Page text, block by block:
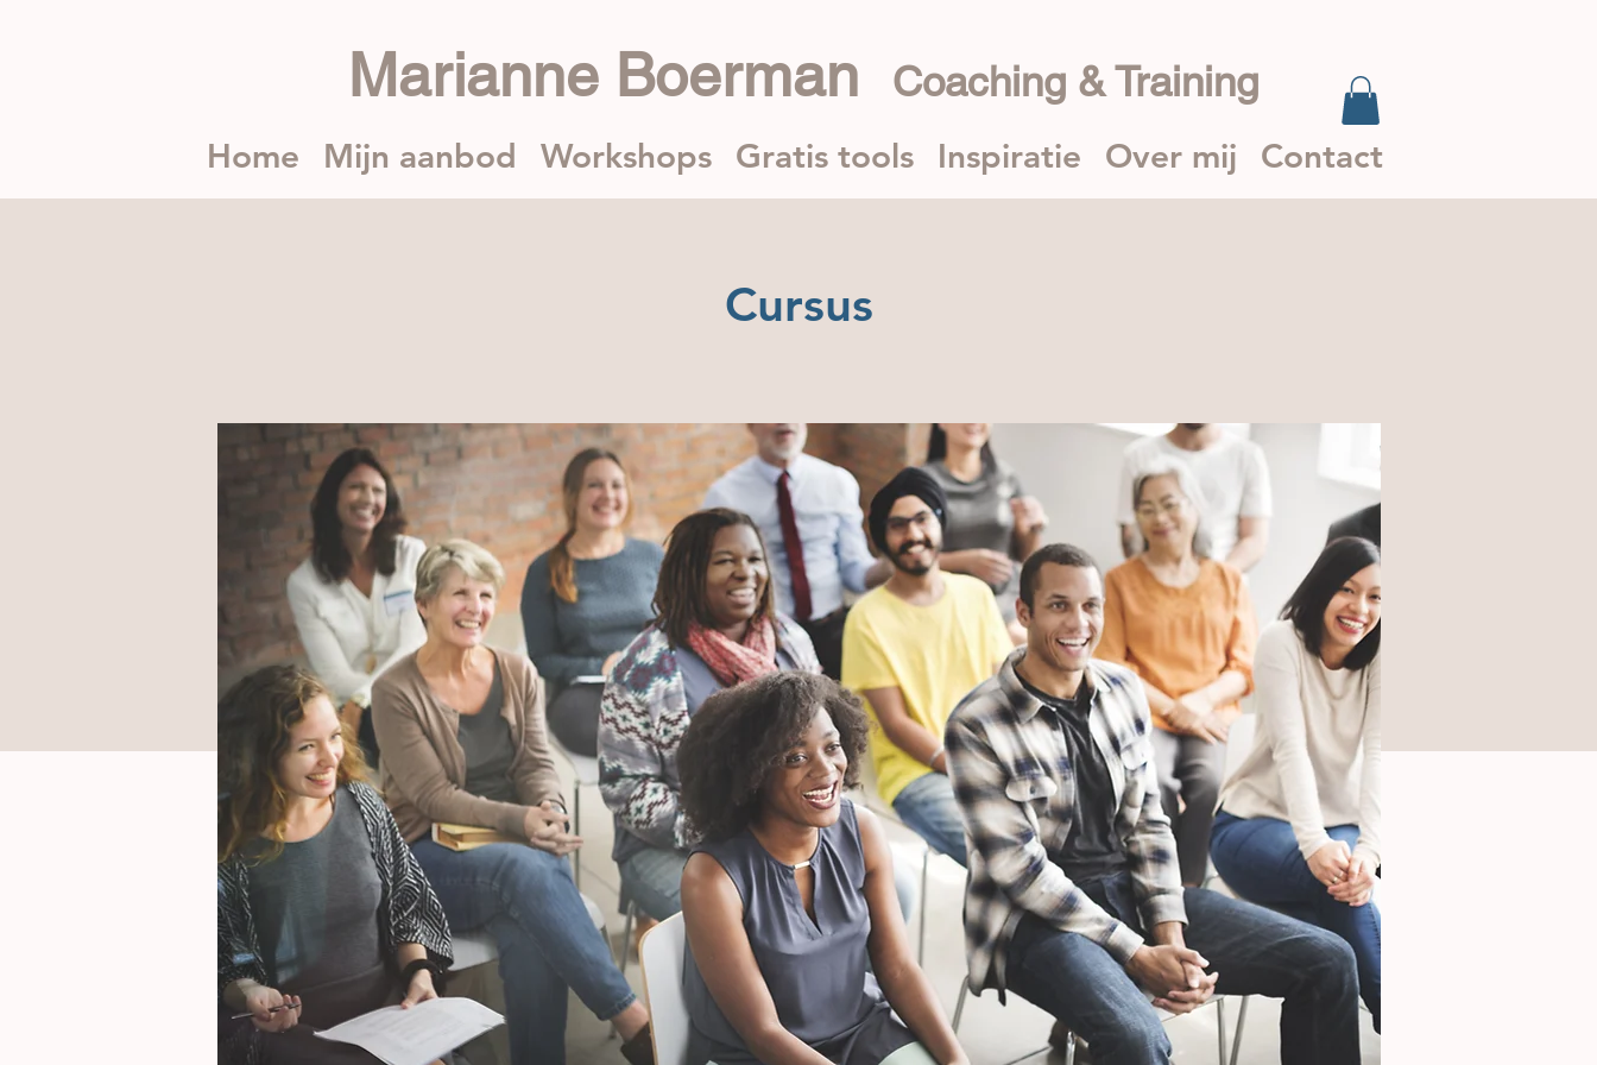
Marianne Boerman Coaching & Training
Home Mijn aanbod Workshops Gratis tools Inspiratie Over mij Contact
Cursus